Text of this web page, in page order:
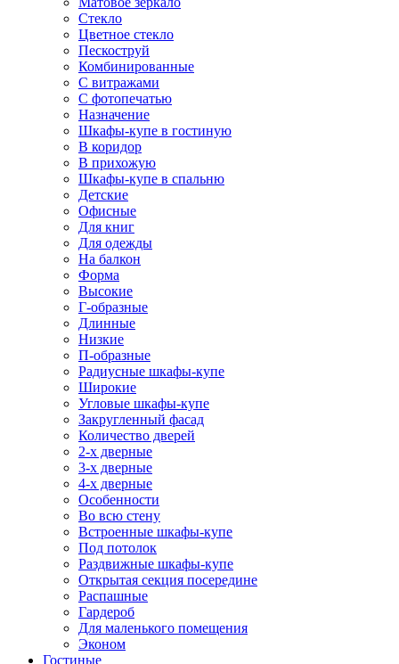
Стекло
Цветное стекло
Пескоструй
Комбинированные
С витражами
С фотопечатью
Назначение
Шкафы-купе в гостиную
В коридор
В прихожую
Шкафы-купе в спальню
Детские
Офисные
Для книг
Для одежды
На балкон
Форма
Высокие
Г-образные
Длинные
Низкие
П-образные
Радиусные шкафы-купе
Широкие
Угловые шкафы-купе
Закругленный фасад
Количество дверей
2-х дверные
3-х дверные
4-х дверные
Особенности
Во всю стену
Встроенные шкафы-купе
Под потолок
Раздвижные шкафы-купе
Открытая секция посередине
Распашные
Гардероб
Для маленького помещения
Эконом
Гостиные